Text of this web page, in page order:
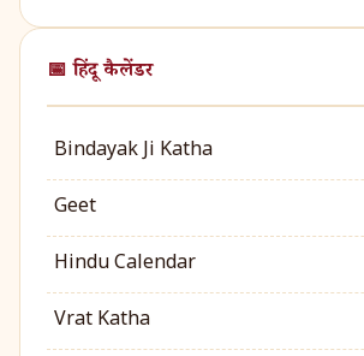
📅 हिंदू कैलेंडर
Bindayak Ji Katha
Geet
Hindu Calendar
Vrat Katha